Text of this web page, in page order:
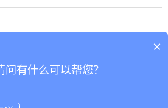
拿实业有限公司 备案号：
×
有什么可以帮您？